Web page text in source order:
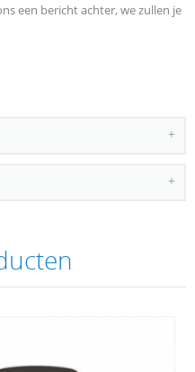
een bericht achter, we zullen je